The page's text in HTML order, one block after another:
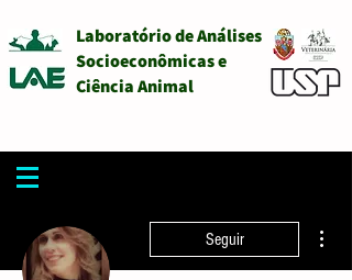
Laboratório de Análises
Socioeconômicas e
Ciência Animal
Seguir